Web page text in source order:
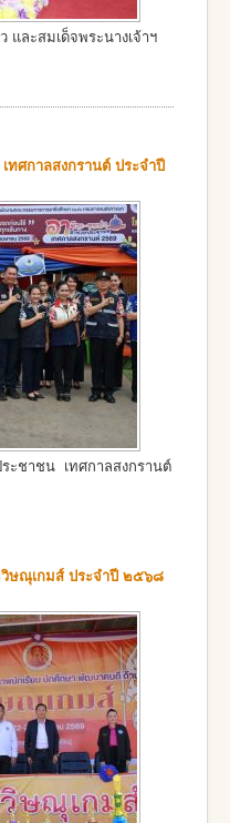
และสมเด็จพระนางเจ้าฯ
ทศกาลสงกรานต์ ประจำปี
ะชาชน เทศกาลสงกรานต์
ษณุเกมส์ ประจำปี ๒๕๖๘